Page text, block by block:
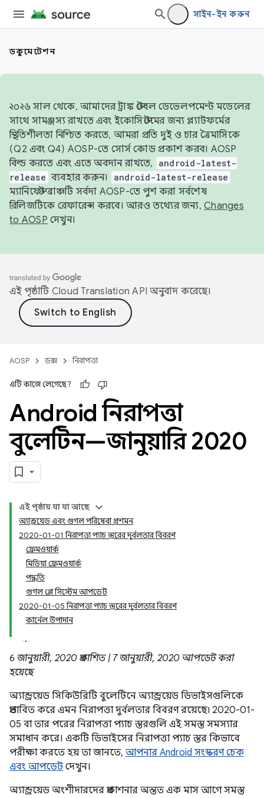
সাইন-ইন করুন
ডকুমেন্টেশন
২০২৬ সাল থেকে, আমাদের ট্রাঙ্ক স্টেবল ডেভেলপমেন্ট মডেলের
সাথে সামঞ্জস্য রাখতে এবং ইকোসিস্টেমের জন্য প্ল্যাটফর্মের
স্থিতিশীলতা নিশ্চিত করতে, আমরা প্রতি দুই ও চার ত্রৈমাসিকে
(Q2 এবং Q4) AOSP-তে সোর্স কোড প্রকাশ করব। AOSP
বিল্ড করতে এবং এতে অবদান রাখতে,
android-latest-
release ব্যবহার করুন। android-latest-release
ম্যানিফেস্ট ব্রাঞ্চটি সর্বদা AOSP-তে পুশ করা সর্বশেষ
রিলিজটিকে রেফারেন্স করবে। আরও তথ্যের জন্য, Changes
to AOSP দেখুন।
এই পৃষ্ঠাটি Cloud Translation API অনুবাদ করেছে।
AOSP ডক্স নিরাপত্তা
এটি কাজে লেগেছে?
Android নিরাপত্তা
বুলেটিন—জানুয়ারি 2020
এই পৃষ্ঠায় যা যা আছে
অ্যান্ড্রয়েড এবং গুগল পরিষেবা প্রশমন
2020-01-01 নিরাপত্তা প্যাচ স্তরের দুর্বলতার বিবরণ
ফ্রেমওয়ার্ক
মিডিয়া ফ্রেমওয়ার্ক
পদ্ধতি
গুগল প্লে সিস্টেম আপডেট
2020-01-05 নিরাপত্তা প্যাচ স্তরের দুর্বলতার বিবরণ
কার্নেল উপাদান
6 জানুয়ারী, 2020 প্রকাশিত | 7 জানুয়ারী, 2020 আপডেট করা
হয়েছে
অ্যান্ড্রয়েড সিকিউরিটি বুলেটিনে অ্যান্ড্রয়েড ডিভাইসগুলিকে
প্রভাবিত করে এমন নিরাপত্তা দুর্বলতার বিবরণ রয়েছে৷ 2020-01-
05 বা তার পরের নিরাপত্তা প্যাচ স্তরগুলি এই সমস্ত সমস্যার
সমাধান করে। একটি ডিভাইসের নিরাপত্তা প্যাচ স্তর কিভাবে
পরীক্ষা করতে হয় তা জানতে, আপনার Android সংস্করণ চেক
এবং আপডেট দেখুন।
অ্যান্ড্রয়েড অংশীদারদের প্রকাশনার অন্তত এক মাস আগে সমস্ত